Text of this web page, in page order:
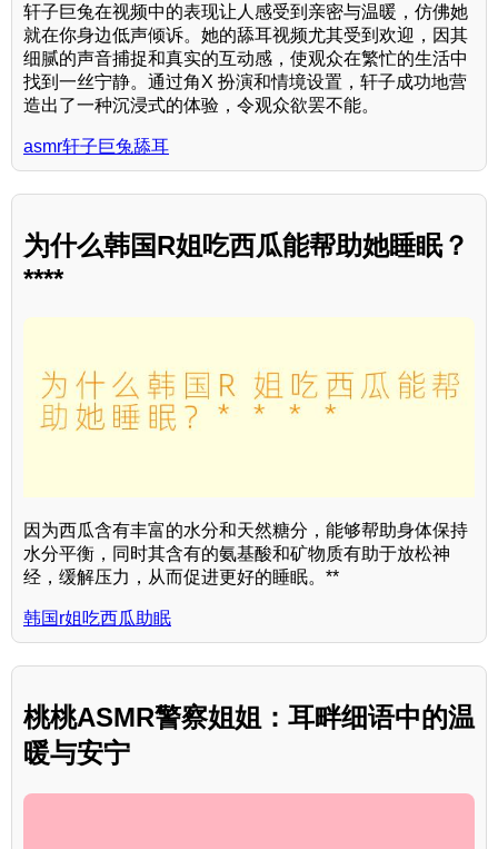
轩子巨兔在视频中的表现让人感受到亲密与温暖，仿佛她
就在你身边低声倾诉。她的舔耳视频尤其受到欢迎，因其
细腻的声音捕捉和真实的互动感，使观众在繁忙的生活中
找到一丝宁静。通过角X 扮演和情境设置，轩子成功地营
造出了一种沉浸式的体验，令观众欲罢不能。
asmr轩子巨兔舔耳
为什么韩国R姐吃西瓜能帮助她睡眠？
****
因为西瓜含有丰富的水分和天然糖分，能够帮助身体保持
水分平衡，同时其含有的氨基酸和矿物质有助于放松神
经，缓解压力，从而促进更好的睡眠。**
韩国r姐吃西瓜助眠
桃桃ASMR警察姐姐：耳畔细语中的温
暖与安宁